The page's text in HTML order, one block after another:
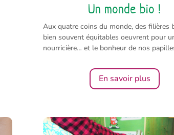
Un monde bio !
Aux quatre coins du monde, des filières
bien souvent équitables oeuvrent pour
nourricière… et le bonheur de nos
En savoir plus